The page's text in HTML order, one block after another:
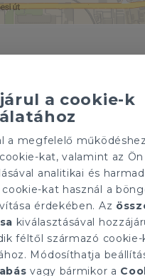
saját tulajdonosa
működik.
07/08/2026
EUR 366.4 HUF
Szolgáltató
Gruppo
a cookie-k
a megfelelő
kat, valamint az Ön
analitikai és
kat használ a
érdekében. Az
kiválasztásával
féltől származó cookie-
Módosíthatja
vagy bármikor a